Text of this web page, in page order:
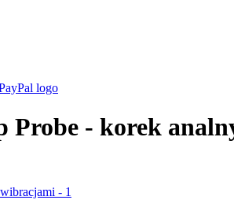
Probe - korek